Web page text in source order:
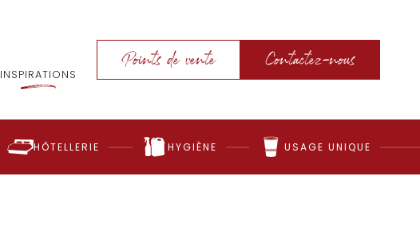
INSPIRATIONS
Points de vente Contactez-nous
HÔTELLERIE HYGIÈNE USAGE UNIQUE